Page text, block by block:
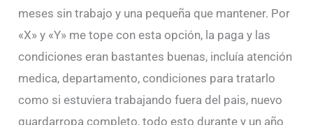
meses sin trabajo y una pequeña que mantener. Por
«X» y «Y» me tope con esta opción, la paga y las
condiciones eran bastantes buenas, incluía atención
medica, departamento, condiciones para tratarlo
como si estuviera trabajando fuera del pais, nuevo
guardarropa completo, todo esto durante y un año